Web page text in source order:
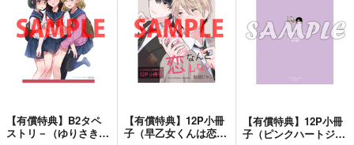
【有償特典】B2タペ
ストリ－（ゆりさき・
【有償特典】12P小冊
子（早乙女くんは恋な
【有償特典】12P小冊
子（ピンクハートジャ